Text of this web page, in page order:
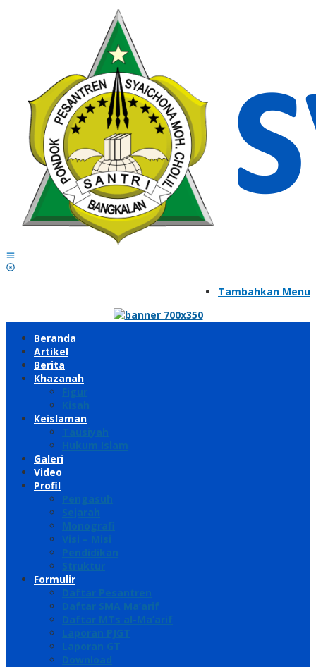
Tambahkan Menu
Beranda
Artikel
Berita
Khazanah
Figur
Kisah
Keislaman
Tausiyah
Hukum Islam
Galeri
Video
Profil
Pengasuh
Sejarah
Monografi
Visi – Misi
Pendidikan
Struktur
Formulir
Daftar Pesantren
Daftar SMA Ma’arif
Daftar MTs al-Ma’arif
Laporan PJGT
Laporan GT
Download